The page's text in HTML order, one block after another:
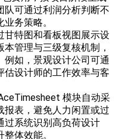
队可通过利润分析判断不
务策略。
甘特图和看板视图展示设
管理与三级复核机制，
如，景观设计公司可通
估设计师的工作效率与客
模块自动采
报表，避免人力闲置或过
过系统识别高负荷设计
体效能。